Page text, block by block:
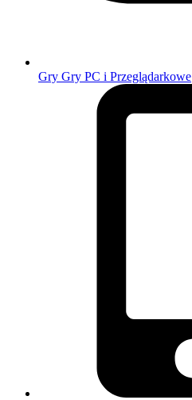
Gry Gry PC i Przeglądarkowe